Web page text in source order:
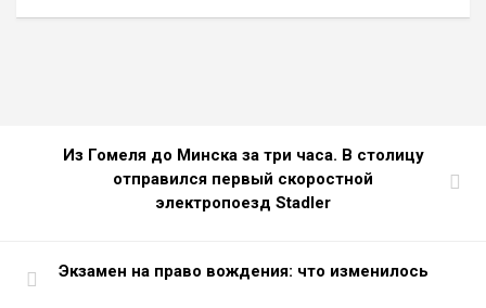
Из Гомеля до Минска за три часа. В столицу
отправился первый скоростной
электропоезд Stadler
Экзамен на право вождения: что изменилось